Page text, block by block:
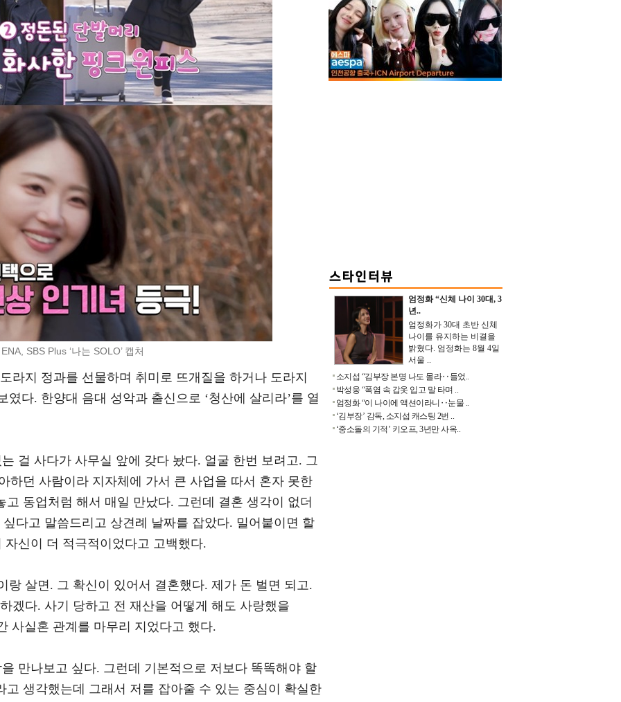
SBS Plus ‘나는 SOLO’ 캡처
라지 정과를 선물하며 취미로 뜨개질을 하거나 도라지
다. 한양대 음대 성악과 출신으로 ‘청산에 살리라’를 열
걸 사다가 사무실 앞에 갖다 놨다. 얼굴 한번 보려고. 그
하던 사람이라 지자체에 가서 큰 사업을 따서 혼자 못한
동업처럼 해서 매일 만났다. 그런데 결혼 생각이 없더
다고 말씀드리고 상견례 날짜를 잡았다. 밀어붙이면 할
신이 더 적극적이었다고 고백했다.
랑 살면. 그 확신이 있어서 결혼했다. 제가 돈 벌면 되고.
겠다. 사기 당하고 전 재산을 어떻게 해도 사랑했을
사실혼 관계를 마무리 지었다고 했다.
만나보고 싶다. 그런데 기본적으로 저보다 똑똑해야 할
생각했는데 그래서 저를 잡아줄 수 있는 중심이 확실한
엄정화 “신체 나이 30대, 3
년..
엄정화가 30대 초반 신체
나이를 유지하는 비결을
밝혔다. 엄정화는 8월 4일
서울 ..
소지섭 “김부장 본명 나도 몰라‥들었..
박성웅 “폭염 속 갑옷 입고 말 타며 ..
엄정화 “이 나이에 액션이라니‥눈물 ..
‘김부장’ 감독, 소지섭 캐스팅 2번 ..
‘중소돌의 기적’ 키오프, 3년만 사옥..